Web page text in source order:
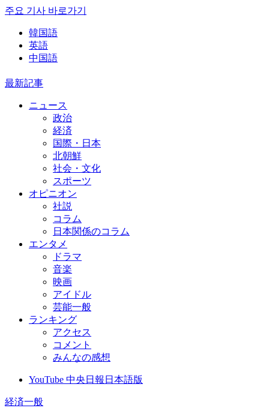
주요 기사 바로가기
韓国語
英語
中国語
最新記事
ニュース
政治
経済
国際・日本
北朝鮮
社会・文化
スポーツ
オピニオン
社説
コラム
日本関係のコラム
エンタメ
ドラマ
音楽
映画
アイドル
芸能一般
ランキング
アクセス
コメント
みんなの感想
YouTube 中央日報日本語版
経済一般